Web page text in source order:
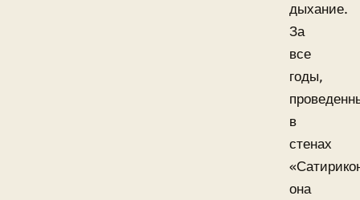
дыхание.
За
все
годы,
в
стенах
она